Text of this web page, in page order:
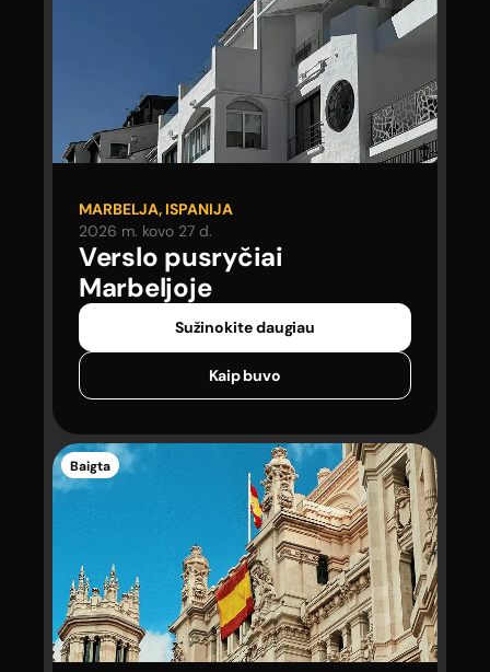
MARBELJA, ISPANIJA
2026 m. kovo 27 d.
Verslo pusryčiai
Marbeljoje
Sužinokite daugiau
Kaip buvo
Baigta